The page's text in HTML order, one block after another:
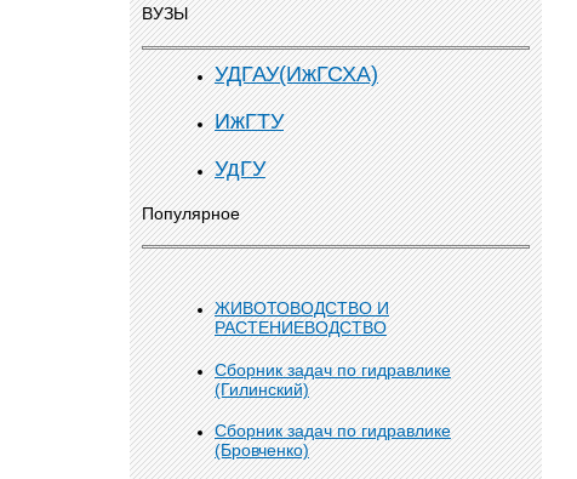
ВУЗЫ
УДГАУ(ИжГСХА)
ИжГТУ
УдГУ
Популярное
ЖИВОТОВОДСТВО И
РАСТЕНИЕВОДСТВО
Сборник задач по гидравлике
(Гилинский)
Сборник задач по гидравлике
(Бровченко)